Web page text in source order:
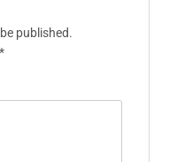
published.
*